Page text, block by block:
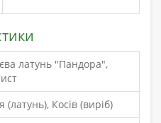
латунь "Пандора",
(латунь), Косів (виріб)